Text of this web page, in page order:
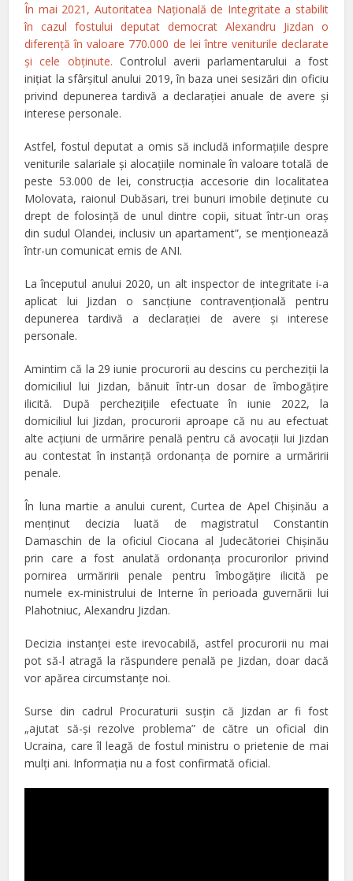
În mai 2021, Autoritatea Națională de Integritate a stabilit
în cazul fostului deputat democrat Alexandru Jizdan o
diferență în valoare 770.000 de lei între veniturile declarate
și cele obținute. Controlul averii parlamentarului a fost
inițiat la sfârșitul anului 2019, în baza unei sesizări din oficiu
privind depunerea tardivă a declarației anuale de avere și
interese personale.
Astfel, fostul deputat a omis să includă informațiile despre
veniturile salariale și alocațiile nominale în valoare totală de
peste 53.000 de lei, construcția accesorie din localitatea
Molovata, raionul Dubăsari, trei bunuri imobile deținute cu
drept de folosință de unul dintre copii, situat într-un oraș
din sudul Olandei, inclusiv un apartament”, se menționează
într-un comunicat emis de ANI.
La începutul anului 2020, un alt inspector de integritate i-a
aplicat lui Jizdan o sancțiune contravențională pentru
depunerea tardivă a declarației de avere și interese
personale.
Amintim că la 29 iunie procurorii au descins cu percheziţii la
domiciliul lui Jizdan, bănuit într-un dosar de îmbogăţire
ilicită. După percheziţiile efectuate în iunie 2022, la
domiciliul lui Jizdan, procurorii aproape că nu au efectuat
alte acţiuni de urmărire penală pentru că avocaţii lui Jizdan
au contestat în instanţă ordonanţa de pornire a urmăririi
penale.
În luna martie a anului curent, Curtea de Apel Chişinău a
menţinut decizia luată de magistratul Constantin
Damaschin de la oficiul Ciocana al Judecătoriei Chişinău
prin care a fost anulată ordonanţa procurorilor privind
pornirea urmăririi penale pentru îmbogăţire ilicită pe
numele ex-ministrului de Interne în perioada guvernării lui
Plahotniuc, Alexandru Jizdan.
Decizia instanţei este irevocabilă, astfel procurorii nu mai
pot să-l atragă la răspundere penală pe Jizdan, doar dacă
vor apărea circumstanţe noi.
Surse din cadrul Procuraturii susţin că Jizdan ar fi fost
„ajutat să-şi rezolve problema” de către un oficial din
Ucraina, care îl leagă de fostul ministru o prietenie de mai
mulţi ani. Informaţia nu a fost confirmată oficial.